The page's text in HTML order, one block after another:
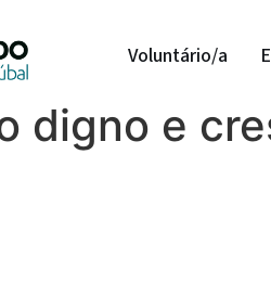
Voluntário/a
digno e